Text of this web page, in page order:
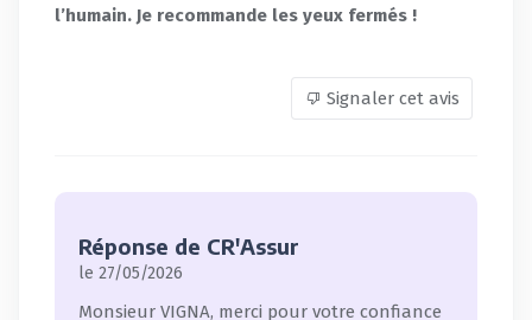
l’humain. Je recommande les yeux fermés !
Signaler cet avis
Réponse de CR'Assur
le 27/05/2026
Monsieur VIGNA, merci pour votre confiance